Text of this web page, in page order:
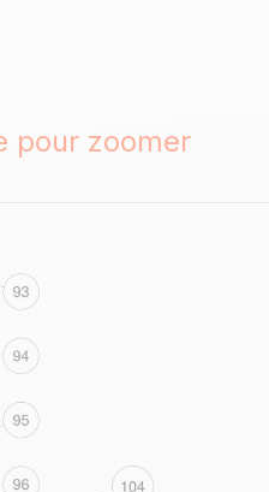
pour zoomer